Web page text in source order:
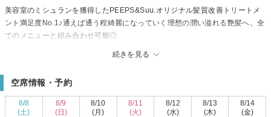
続きを見る
美容室のミシュランを獲得したPEEPS&Suu.オリジナル髪質改善トリートメ
ント満足度No.1♪通えば通う程綺麗になっていく理想の潤い溢れる艶髪へ。全
てのメニューと組み合わせ可能◎
ラー/韓国風/海外風/縮毛矯正/髪質改善トリートメント/学割U24/渋谷/表参道】
空席情報・予約
8/8
(土)
8/9
(日)
8/10
(月)
8/11
(火)
8/12
(水)
8/13
(木)
8/14
(金)